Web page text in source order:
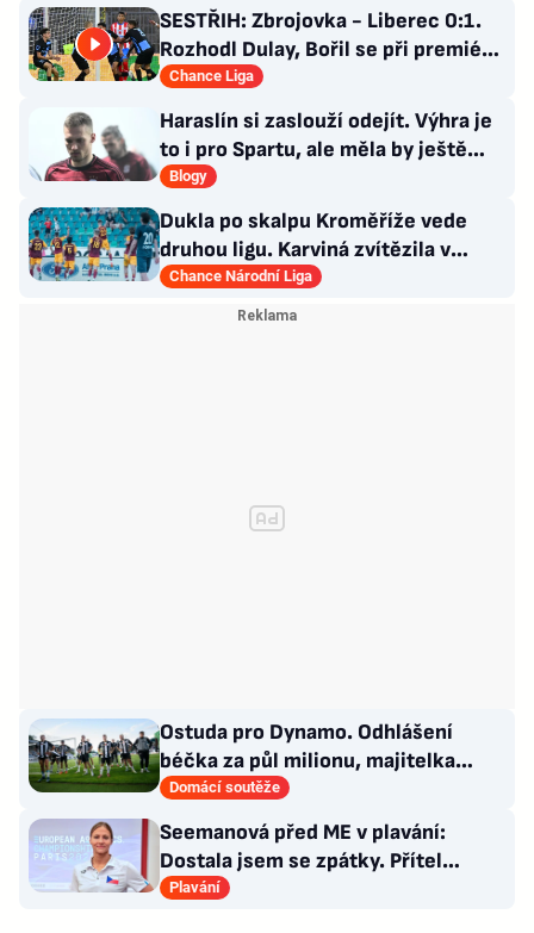
SESTŘIH: Zbrojovka - Liberec 0:1.
Rozhodl Dulay, Bořil se při premiéře
za Slovan zranil
Chance Liga
Haraslín si zaslouží odejít. Výhra je
to i pro Spartu, ale měla by ještě
zareagovat
Blogy
Dukla po skalpu Kroměříže vede
druhou ligu. Karviná zvítězila v
Prostějově, remíza Ústí
Chance Národní Liga
Ostuda pro Dynamo. Odhlášení
béčka za půl milionu, majitelka
odmítla nabídku kraje
Domácí soutěže
Seemanová před ME v plavání:
Dostala jsem se zpátky. Přítel
Choupenitch? Motivuje mě
Plavání